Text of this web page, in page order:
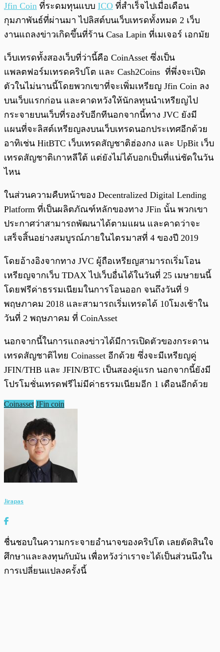
Jfin Coin ที่ระดมทุนแบบ ICO ที่สำเร็จไปเมื่อเดือน
กุมภาพันธ์ที่ผ่านมา ไปลิสต์บนเว็บเทรดทั้งหมด 2 เว็บ
งานแถลงข่าวเกิดขึ้นที่ร้าน Casa Lapin ที่เมเจอร์ เอกมัย
เว็บเทรดทั้งสองเว็บที่ว่านี้คือ CoinAsset ซึ่งเป็น
แพลตฟอร์มเทรดคริปโต และ Cash2Coins ที่พึ่งจะเปิด
ตัวในไม่นานนี้โดยพวกเขาที่จะเพิ่มเหรียญ Jfin Coin ลง
บนเว็บแรกก่อน และคาดหวังให้นักลทุนนำเหรียญไป
กระจายบนเว็บที่รองรับอีกทีนอกจากนี้ทาง JVC ยังมี
แผนที่จะลิสต์เหรียญลงบนเว็บเทรดนอกประเทศอีกด้วย
อาทิเช่น HitBTC เว็บเทรดสัญชาติฮ่องกง และ UpBit เว็บ
เทรดสัญชาติเกาหลีใต้ แต่ยังไม่ได้บอกเป็นที่แน่ชัดในวัน
ไหน
ในส่วนความคืบหน้าของ Decentralized Digital Lending
Platform ที่เป็นผลิตภัณฑ์หลักของทาง JFin นั้น พวกเขา
ประกาศว่าสามารถพัฒนาได้ตามแผน และคาดว่าจะ
เสร็จสิ้นอย่างสมบูรณ์ภายในไตรมาสที่ 4 ของปี 2019
โดยอ้างอิงจากทาง JVC ผู้ถือเหรียญสามารถเริ่มโอน
เหรียญจากเว็บ TDAX ไปเว็บอื่นได้ในวันที่ 25 เมษายนนี้
โดยฟรีค่าธรรมเนียมในการโอนออก จนถึงวันที่ 9
พฤษภาคม 2018 และสามารถเริ่มเทรดได้ 10โมงเช้าใน
วันที่ 2 พฤษภาคม ที่ CoinAsset
นอกจากนี้ในการแถลงข่าวได้มีการเปิดตัวของกระดาน
เทรดสัญชาติไทย Coinasset อีกด้วย ซึ่งจะมีเหรียญคู่
JFIN/THB และ JFIN/BTC เป็นสองคู่แรก นอกจากนี้ยังมี
โปรโมชั่นเทรดฟรีไม่มีค่าธรรมเนียมอีก 1 เดือนอีกด้วย
Coinasset JFin coin
Jirapas
ชื่นชอบในความกระจายอำนาจของคริปโต เลยตัดสินใจ
ศึกษาและลงทุนกับมัน เพื่อหวังว่าเราจะได้เป็นส่วนนึงใน
การเปลี่ยนแปลงครั้งนี้